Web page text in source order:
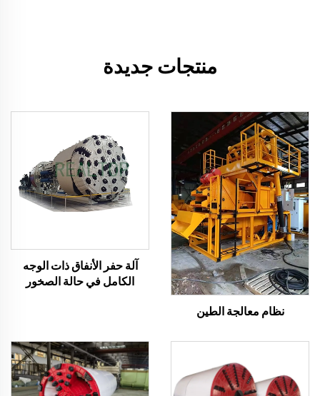
منتجات جديدة
نظام معالجة الطين
آلة حفر الأنفاق ذات الوجه
الكامل في حالة الصخور